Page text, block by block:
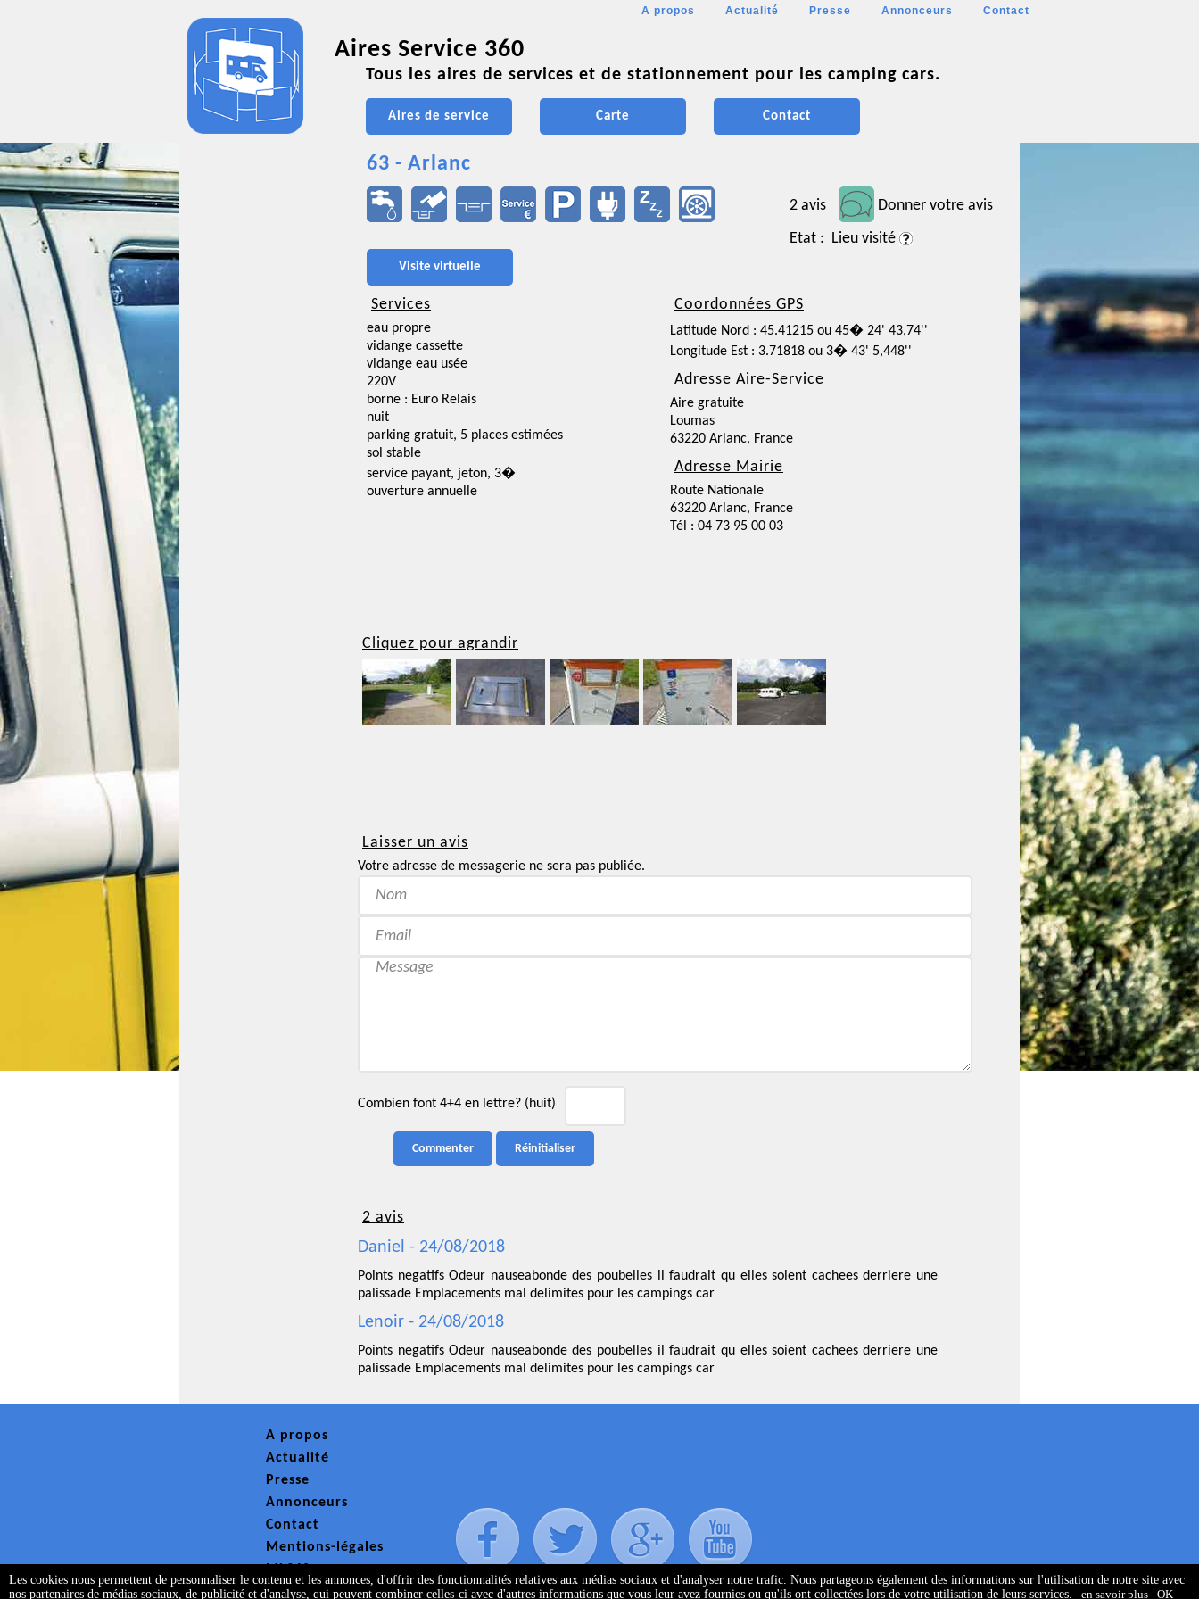
Les cookies nous permettent de personnaliser le contenu et les annonces, d'offrir des fonctionnalités relatives aux médias sociaux et d'analyser notre trafic. Nous partageons également des informations sur l'utilisation de notre site avec
nos partenaires de médias sociaux, de publicité et d'analyse, qui peuvent combiner celles-ci avec d'autres informations que vous leur avez fournies ou qu'ils ont collectées lors de votre utilisation de leurs services.
en savoir plus OK
A propos Actualité Presse Annonceurs Contact
Aires Service 360
Tous les aires de services et de stationnement pour les camping cars.
Aires de service Carte Contact
63 - Arlanc
2 avis
Donner votre avis
Etat : Lieu visité
Visite virtuelle
Services
eau propre
vidange cassette
vidange eau usée
220V
borne : Euro Relais
nuit
parking gratuit, 5 places estimées
sol stable
service payant, jeton, 3�
ouverture annuelle
Coordonnées GPS
Latitude Nord : 45.41215 ou 45� 24' 43,74''
Longitude Est : 3.71818 ou 3� 43' 5,448''
Adresse Aire-Service
Aire gratuite
Loumas
63220 Arlanc, France
Adresse Mairie
Route Nationale
63220 Arlanc, France
Tél : 04 73 95 00 03
Cliquez pour agrandir
Laisser un avis
Votre adresse de messagerie ne sera pas publiée.
Combien font 4+4 en lettre? (huit)
2 avis
Daniel - 24/08/2018
Points negatifs Odeur nauseabonde des poubelles il faudrait qu elles soient cachees derriere une
palissade Emplacements mal delimites pour les campings car
Lenoir - 24/08/2018
Points negatifs Odeur nauseabonde des poubelles il faudrait qu elles soient cachees derriere une
palissade Emplacements mal delimites pour les campings car
A propos
Actualité
Presse
Annonceurs
Contact
Mentions-légales